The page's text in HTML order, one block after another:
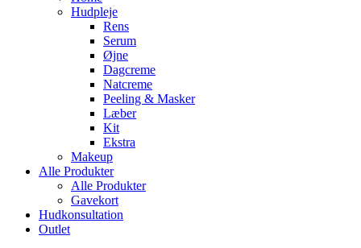
Hudpleje
Rens
Serum
Øjne
Dagcreme
Natcreme
Peeling & Masker
Læber
Kit
Ekstra
Makeup
Alle Produkter
Alle Produkter
Gavekort
Hudkonsultation
Outlet